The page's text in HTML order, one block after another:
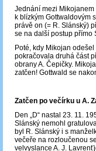
Jednání mezi
k blízkým Gottwaldovým
právě on (= R. Slánský)
se na další postup přímo
Poté, kdy Mikojan
pokračovala druhá část
obrany A. Čepičky.
zatčen! Gottwald se
Zatčen po večírku u A.
Den „D“ nastal 23. 11.
Slánský nemohl
byl R. Slánský i s
večeře na rozloučenou
velvyslance A. J.